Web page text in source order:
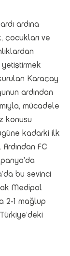
ardına
çocukları ve
yetiştirmek
Karaçay
ardından
mücadele
konusu
kadarki ilk
FC
bu sevinci
Medipol
2-1 mağlup